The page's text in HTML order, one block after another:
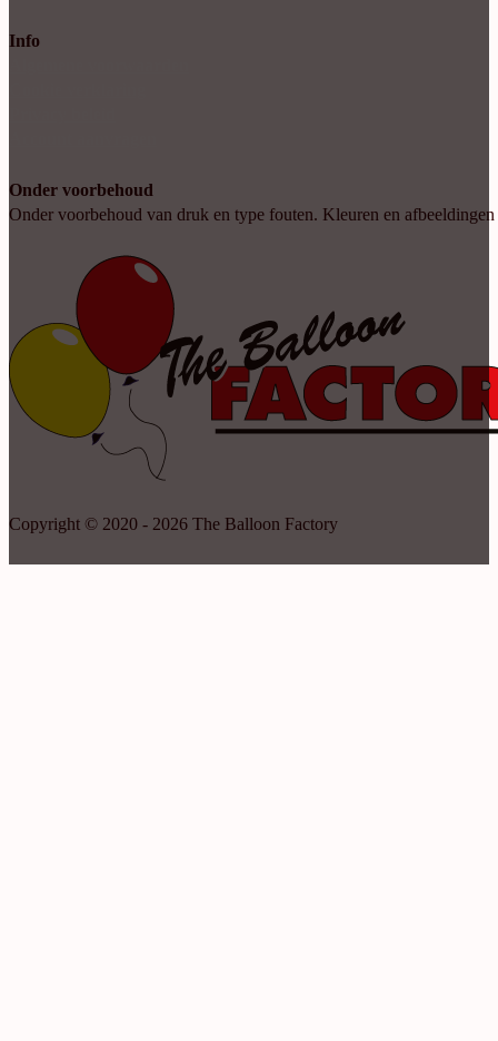
Info
Onder voorbehoud
Onder voorbehoud van druk en type fouten. Kleuren en
Copyright © 2020 - 2026 The Balloon Factory